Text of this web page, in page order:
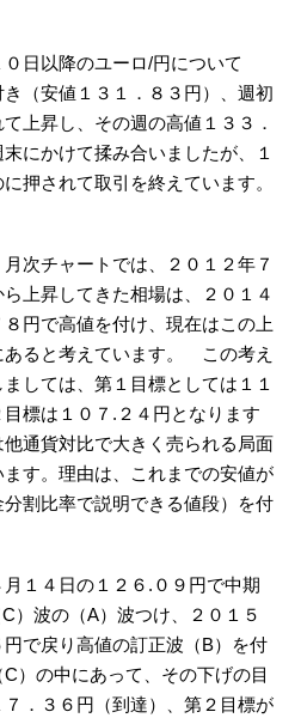
日以降のユーロ/円について
（安値１３１．８３円）、週初
上昇し、その週の高値１３３．
にかけて揉み合いましたが、１
押されて取引を終えています。
次チャートでは、２０１２年７
上昇してきた相場は、２０１４
円で高値を付け、現在はこの上
ると考えています。 この考え
しては、第１目標としては１１
標は１０７.２４円となります
他通貨対比で大きく売られる局面
す。理由は、これまでの安値が
割比率で説明できる値段）を付
１４日の１２６.０９円で中期
）波の（A）波つけ、２０１５
で戻り高値の訂正波（B）を付
）の中にあって、その下げの目
．３６円（到達）、第２目標が